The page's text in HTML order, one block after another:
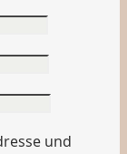
und